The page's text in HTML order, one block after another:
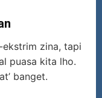
ekstrim zina, tapi
puasa kita lho.
banget.